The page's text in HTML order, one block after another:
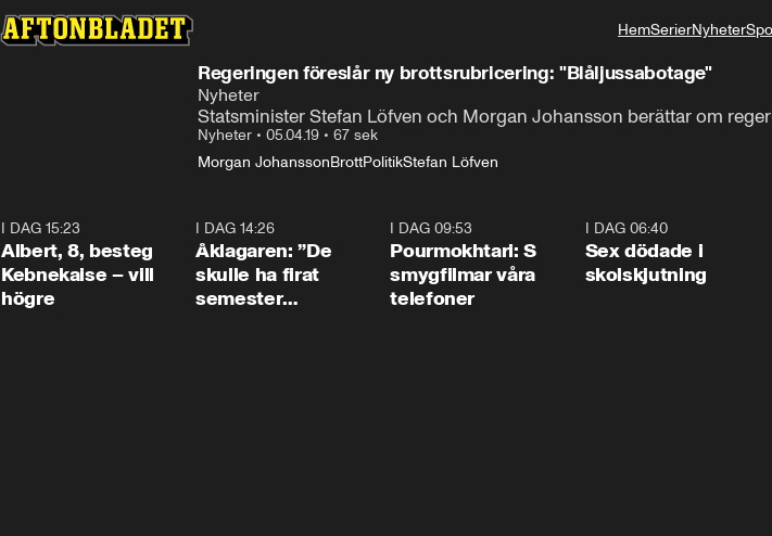
HemSerierNyheter
Regeringen föreslår ny brottsrubricering: "Blåljussabotage"
Nyheter
Statsminister Stefan Löfven och Morgan Johansson berättar om
Nyheter • 05.04.19 • 67 sek
Morgan JohanssonBrottPolitikStefan Löfven
I DAG 15:23
Albert, 8, besteg
Kebnekaise – vill
högre
I DAG 14:26
Åklagaren: ”De
skulle ha firat
semester
I DAG 09:53
Pourmokhtari: S
smygfilmar våra
telefoner
I DAG 06:40
Sex dödade i
skolskjutning